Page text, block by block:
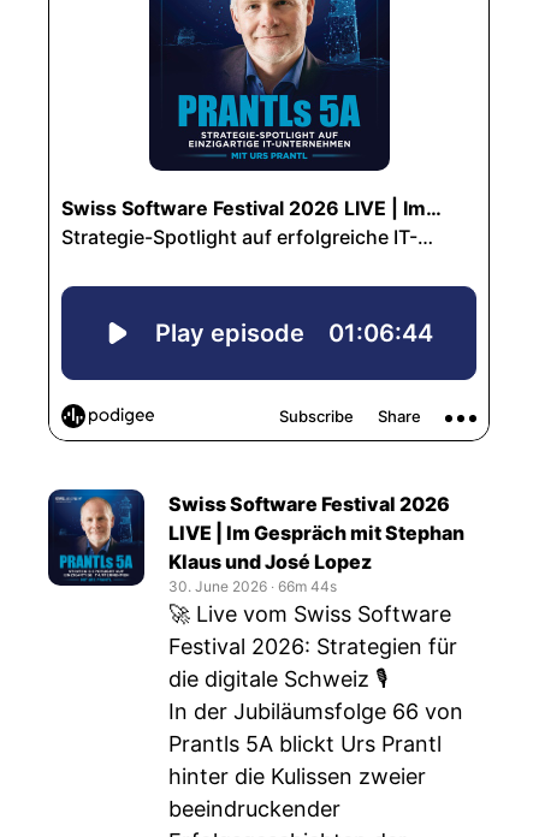
Swiss Software Festival 2026
LIVE | Im Gespräch mit Stephan
Klaus und José Lopez
30. June 2026 ‧ 66m 44s
🚀 Live vom Swiss Software
Festival 2026: Strategien für
die digitale Schweiz 🎙️
In der Jubiläumsfolge 66 von
Prantls 5A blickt Urs Prantl
hinter die Kulissen zweier
beeindruckender